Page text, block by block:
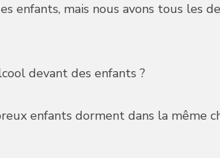
enfants, mais nous avons tous
devant des enfants ?
enfants dorment dans la